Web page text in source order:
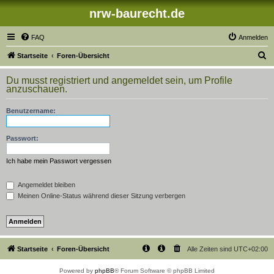
nrw-baurecht.de
FAQ Anmelden
Startseite Foren-Übersicht
u
h
Du musst registriert und angemeldet sein, um Profile
anzuschauen.
Benutzername:
Passwort:
Ich habe mein Passwort vergessen
Angemeldet bleiben
Meinen Online-Status während dieser Sitzung verbergen
Startseite Foren-Übersicht Alle Zeiten sind UTC+02:00
Powered by phpBB® Forum Software © phpBB Limited